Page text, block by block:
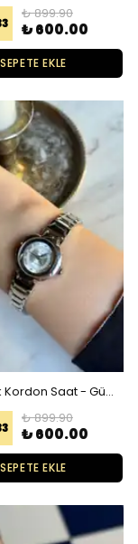
₺ 899.90
₺ 600.00
SEPETE EKLE
Gliss Çelik Kordon Saat - Gümüş Beyaz
₺ 899.90
₺ 600.00
SEPETE EKLE